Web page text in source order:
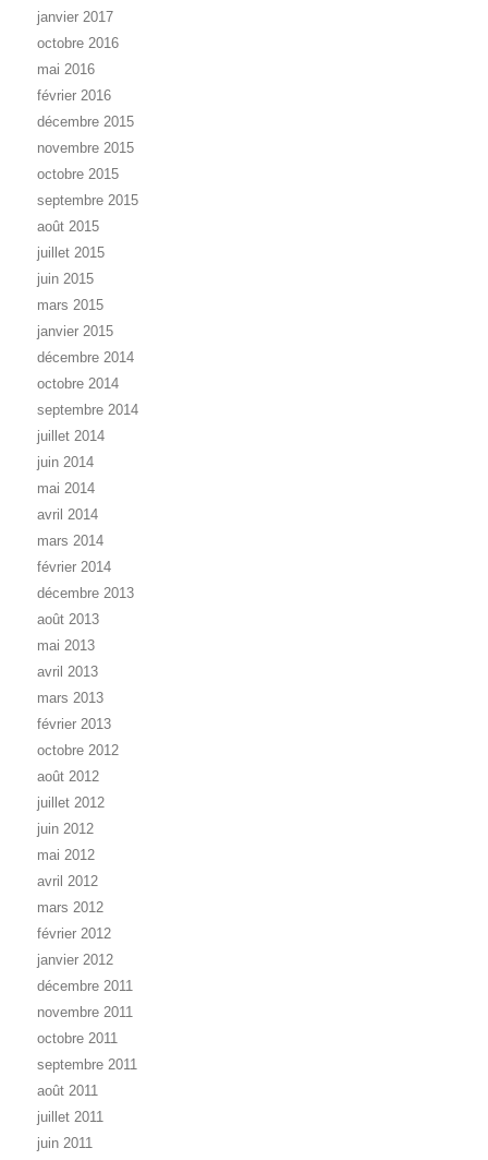
janvier 2017
octobre 2016
mai 2016
février 2016
décembre 2015
novembre 2015
octobre 2015
septembre 2015
août 2015
juillet 2015
juin 2015
mars 2015
janvier 2015
décembre 2014
octobre 2014
septembre 2014
juillet 2014
juin 2014
mai 2014
avril 2014
mars 2014
février 2014
décembre 2013
août 2013
mai 2013
avril 2013
mars 2013
février 2013
octobre 2012
août 2012
juillet 2012
juin 2012
mai 2012
avril 2012
mars 2012
février 2012
janvier 2012
décembre 2011
novembre 2011
octobre 2011
septembre 2011
août 2011
juillet 2011
juin 2011